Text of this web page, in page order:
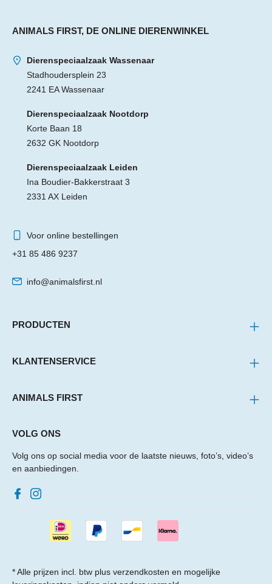
ANIMALS FIRST, DE ONLINE DIERENWINKEL
Dierenspeciaalzaak Wassenaar
Stadhoudersplein 23
2241 EA Wassenaar
Dierenspeciaalzaak Nootdorp
Korte Baan 18
2632 GK Nootdorp
Dierenspeciaalzaak Leiden
Ina Boudier-Bakkerstraat 3
2331 AX Leiden
Voor online bestellingen
+31 85 486 9237
info@animalsfirst.nl
PRODUCTEN
KLANTENSERVICE
ANIMALS FIRST
VOLG ONS
Volg ons op social media voor de laatste nieuws, foto’s, video’s
en aanbiedingen.
* Alle prijzen incl. btw plus verzendkosten en mogelijke